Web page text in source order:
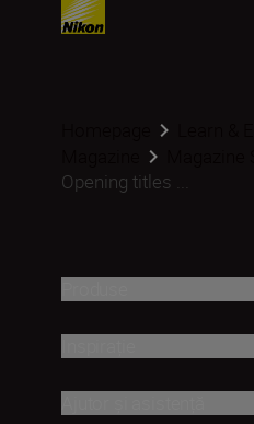
Opening titles ...